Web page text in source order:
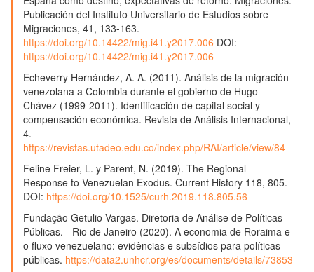
Publicación del Instituto Universitario de Estudios sobre
Migraciones, 41, 133-163.
https://doi.org/10.14422/mig.i41.y2017.006 DOI:
https://doi.org/10.14422/mig.i41.y2017.006
Echeverry Hernández, A. A. (2011). Análisis de la migración
venezolana a Colombia durante el gobierno de Hugo
Chávez (1999-2011). Identificación de capital social y
compensación económica. Revista de Análisis Internacional,
4.
https://revistas.utadeo.edu.co/index.php/RAI/article/view/84
Feline Freier, L. y Parent, N. (2019). The Regional
Response to Venezuelan Exodus. Current History 118, 805.
DOI: https://doi.org/10.1525/curh.2019.118.805.56
Fundação Getulio Vargas. Diretoria de Análise de Políticas
Públicas. - Rio de Janeiro (2020). A economia de Roraima e
o fluxo venezuelano: evidências e subsídios para políticas
públicas. https://data2.unhcr.org/es/documents/details/73853